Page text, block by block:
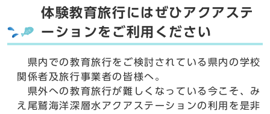
体験教育旅行にはぜひアクアステ
ーションをご利用ください
県内での教育旅行をご検討されている県内の学校
関係者及旅行事業者の皆様へ。
県外への教育旅行が難しくなっている今こそ、み
え尾鷲海洋深層水アクアステーションの利用を是非